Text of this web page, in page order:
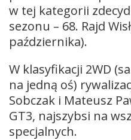
w tej kategorii
sezonu – 68. Rajd
października).
W klasyfikacji 2WD
na jedną oś)
Sobczak i Mateusz
GT3, najszybsi na
specjalnych.